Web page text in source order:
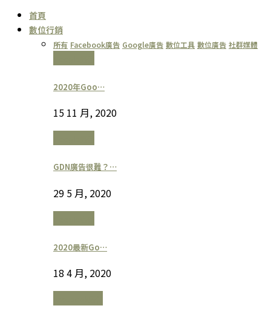
首頁
數位行銷
所有 Facebook廣告 Google廣告 數位工具 數位廣告 社群媒體
2020年Goo…
15 11 月, 2020
GDN廣告很難？…
29 5 月, 2020
2020最新Go…
18 4 月, 2020